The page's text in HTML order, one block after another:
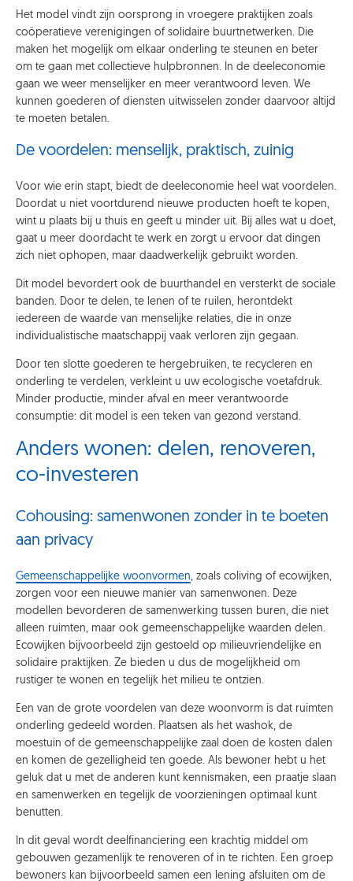
Het model vindt zijn oorsprong in vroegere praktijken zoals
coöperatieve verenigingen of solidaire buurtnetwerken. Die
maken het mogelijk om elkaar onderling te steunen en beter
om te gaan met collectieve hulpbronnen. In de deeleconomie
gaan we weer menselijker en meer verantwoord leven. We
kunnen goederen of diensten uitwisselen zonder daarvoor altijd
te moeten betalen.
De voordelen: menselijk, praktisch, zuinig
Voor wie erin stapt, biedt de deeleconomie heel wat voordelen.
Doordat u niet voortdurend nieuwe producten hoeft te kopen,
wint u plaats bij u thuis en geeft u minder uit. Bij alles wat u doet,
gaat u meer doordacht te werk en zorgt u ervoor dat dingen
zich niet ophopen, maar daadwerkelijk gebruikt worden.
Dit model bevordert ook de buurthandel en versterkt de sociale
banden. Door te delen, te lenen of te ruilen, herontdekt
iedereen de waarde van menselijke relaties, die in onze
individualistische maatschappij vaak verloren zijn gegaan.
Door ten slotte goederen te hergebruiken, te recycleren en
onderling te verdelen, verkleint u uw ecologische voetafdruk.
Minder productie, minder afval en meer verantwoorde
consumptie: dit model is een teken van gezond verstand.
Anders wonen: delen, renoveren,
co-investeren
Cohousing: samenwonen zonder in te boeten
aan privacy
Gemeenschappelijke woonvormen, zoals coliving of ecowijken,
zorgen voor een nieuwe manier van samenwonen. Deze
modellen bevorderen de samenwerking tussen buren, die niet
alleen ruimten, maar ook gemeenschappelijke waarden delen.
Ecowijken bijvoorbeeld zijn gestoeld op milieuvriendelijke en
solidaire praktijken. Ze bieden u dus de mogelijkheid om
rustiger te wonen en tegelijk het milieu te ontzien.
Een van de grote voordelen van deze woonvorm is dat ruimten
onderling gedeeld worden. Plaatsen als het washok, de
moestuin of de gemeenschappelijke zaal doen de kosten dalen
en komen de gezelligheid ten goede. Als bewoner hebt u het
geluk dat u met de anderen kunt kennismaken, een praatje slaan
en samenwerken en tegelijk de voorzieningen optimaal kunt
benutten.
In dit geval wordt deelfinanciering een krachtig middel om
gebouwen gezamenlijk te renoveren of in te richten. Een groep
bewoners kan bijvoorbeeld samen een lening afsluiten om de